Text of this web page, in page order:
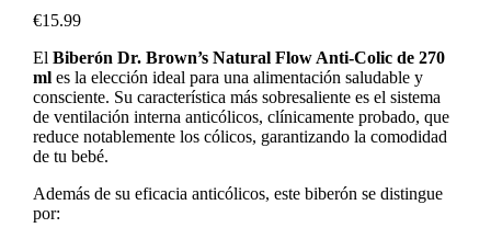
€15.99
El Biberón Dr. Brown’s Natural Flow Anti-Colic de 270
mles la elección ideal para una alimentación saludable y
consciente. Su característica más sobresaliente es el sistema
de ventilación interna anticólicos, clínicamente probado, que
reduce notablemente los cólicos, garantizando la comodidad
de tu bebé.
Además de su eficacia anticólicos, este biberón se distingue
por: